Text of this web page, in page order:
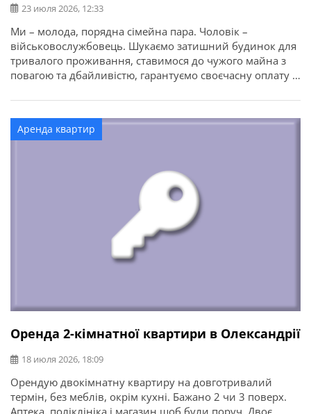
23 июля 2026, 12:33
Ми – молода, порядна сімейна пара. Чоловік –
військовослужбовець. Шукаємо затишний будинок для
тривалого проживання, ставимося до чужого майна з
повагою та дбайливістю, гарантуємо своєчасну оплату й
улюбленці – двоє котиків породи сфінкс та вихована
собака. Тварини домашні, доглянуті, не псують меблі та
не створюють незручностей. За потреби […]
Аренда квартир
Оренда 2-кімнатної квартири в Олександрії
18 июля 2026, 18:09
Орендую двокімнатну квартиру на довготривалий
термін, без меблів, окрім кухні. Бажано 2 чи 3 поверх.